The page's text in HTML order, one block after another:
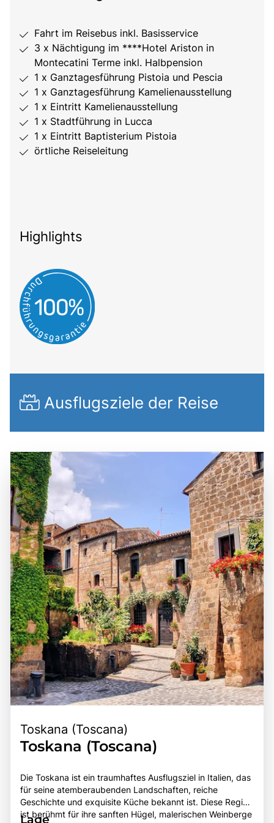
Fahrt im Reisebus inkl. Basisservice
3 x Nächtigung im ****Hotel Ariston in
Montecatini Terme inkl. Halbpension
1 x Ganztagesführung Pistoia und Pescia
1 x Ganztagesführung Kamelienausstellung
1 x Eintritt Kamelienausstellung
1 x Stadtführung in Lucca
1 x Eintritt Baptisterium Pistoia
örtliche Reiseleitung
Highlights
Ausflugsziele der Reise
Toskana (Toscana)
Toskana (Toscana)
Die Toskana ist ein traumhaftes Ausflugsziel in Italien, das
für seine atemberaubenden Landschaften, reiche
Geschichte und exquisite Küche bekannt ist. Diese Region
ist berühmt für ihre sanften Hügel, malerischen Weinberge
Lage